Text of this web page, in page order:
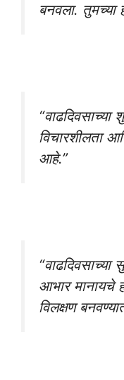
बनवला. तुमच्या
“वाढदिवसाच्या
विचारशीलता
आहे.”
आभार मानायचे
विलक्षण